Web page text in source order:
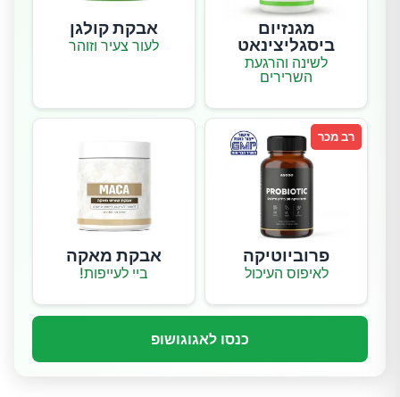
מגנזיום
ביסגליצינאט
לשינה והרגעת
השרירים
אבקת קולגן
לעור צעיר וזוהר
רב מכר
פרוביוטיקה
לאיפוס העיכול
אבקת מאקה
ביי לעייפות!
כנסו לאגוגושופ